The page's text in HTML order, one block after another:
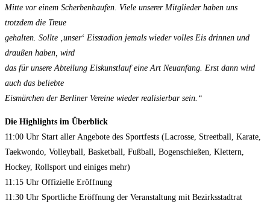
Mitte vor einem Scherbenhaufen. Viele unserer Mitglieder haben uns
trotzdem die Treue
gehalten. Sollte ‚unser‘ Eisstadion jemals wieder volles Eis drinnen und
draußen haben, wird
das für unsere Abteilung Eiskunstlauf eine Art Neuanfang. Erst dann wird
auch das beliebte
Eismärchen der Berliner Vereine wieder realisierbar sein.“
Die Highlights im Überblick
11:00 Uhr Start aller Angebote des Sportfests (Lacrosse, Streetball, Karate,
Taekwondo, Volleyball, Basketball, Fußball, Bogenschießen, Klettern,
Hockey, Rollsport und einiges mehr)
11:15 Uhr Offizielle Eröffnung
11:30 Uhr Sportliche Eröffnung der Veranstaltung mit Bezirksstadtrat